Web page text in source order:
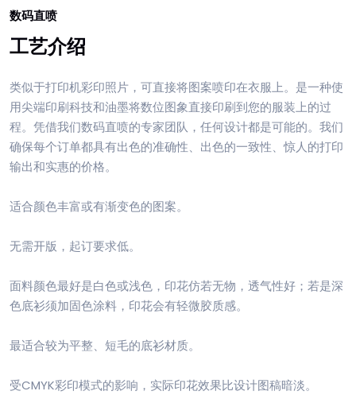
数码直喷
工艺介绍
类似于打印机彩印照片，可直接将图案喷印在衣服上。是一种使
用尖端印刷科技和油墨将数位图象直接印刷到您的服装上的过
程。凭借我们数码直喷的专家团队，任何设计都是可能的。我们
确保每个订单都具有出色的准确性、出色的一致性、惊人的打印
输出和实惠的价格。
适合颜色丰富或有渐变色的图案。
无需开版，起订要求低。
面料颜色最好是白色或浅色，印花仿若无物，透气性好；若是深
色底衫须加固色涂料，印花会有轻微胶质感。
最适合较为平整、短毛的底衫材质。
受CMYK彩印模式的影响，实际印花效果比设计图稿暗淡。